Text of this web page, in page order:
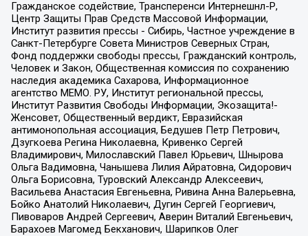
Гражданское содействие, Трансперенси Интернешнл-Р,
Центр Защиты Прав Средств Массовой Информации,
Институт развития прессы - Сибирь, Частное учреждение в
Санкт-Петербурге Совета Министров Северных Стран,
Фонд поддержки свободы прессы, Гражданский контроль,
Человек и Закон, Общественная комиссия по сохранению
наследия академика Сахарова, Информационное
агентство МЕМО. РУ, Институт региональной прессы,
Институт Развития Свободы Информации, Экозащита!-
Женсовет, Общественный вердикт, Евразийская
антимонопольная ассоциация, Бедушев Петр Петрович,
Дзугкоева Регина Николаевна, Кривенко Сергей
Владимирович, Милославский Павел Юрьевич, Шнырова
Ольга Вадимовна, Чанышева Лилия Айратовна, Сидорович
Ольга Борисовна, Туровский Александр Алексеевич,
Васильева Анастасия Евгеньевна, Ривина Анна Валерьевна,
Бойко Анатолий Николаевич, Дугин Сергей Георгиевич,
Пивоваров Андрей Сергеевич, Аверин Виталий Евгеньевич,
Барахоев Магомед Бекханович, Шарипков Олег